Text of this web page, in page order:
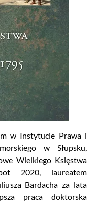
w Instytucie Prawa i
w Słupsku,
Wielkiego Księstwa
2020, laureatem
Bardacha za lata
praca doktorska